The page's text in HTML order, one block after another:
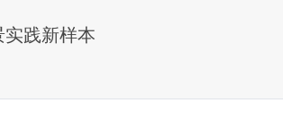
实践新样本